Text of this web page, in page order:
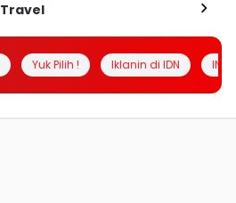
Travel
Yuk Pilih ! Iklanin di IDN